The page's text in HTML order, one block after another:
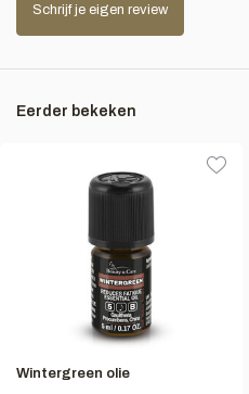
Schrijf je eigen review
Eerder bekeken
Wintergreen olie